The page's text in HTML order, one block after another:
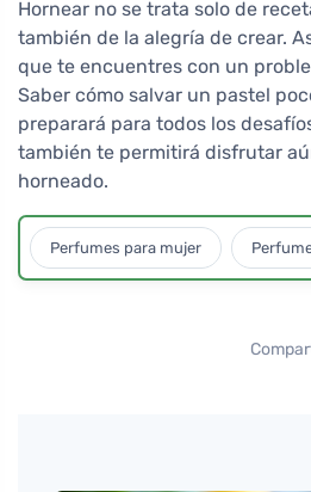
Hornear no se trata solo de
también de la alegría de crear.
que te encuentres con un
Saber cómo salvar un pastel
preparará para todos los
también te permitirá disfrutar
horneado.
Perfumes para mujer